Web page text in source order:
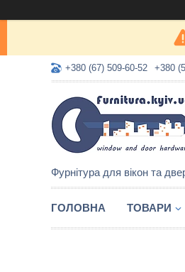
+380 (67) 509-60-52 +380
Фурнітура для вікон та
ГОЛОВНА ТОВАРИ